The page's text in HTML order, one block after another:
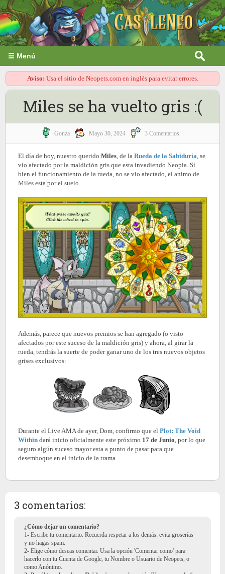
☰ Menú
Aviso: Usa el sitio de Neopets.com en inglés para evitar errores.
Miles se ha vuelto gris :(
Gonza Mayo 30, 2024 3 Comentarios
El día de hoy, nuestro querido Miles , de la Rueda de la Sabiduría , se
vio afectado por la maldición gris que esta invadiendo Neopia. Si
bien el funcionamiento de la rueda, no se vio afectado, el animo de
Miles esta por el suelo.
Además, parece que nuevos premios se han agregado (o visto
afectados por este suceso de la maldición gris) y ahora, al girar la
rueda, tendrás la suerte de poder ganar uno de los tres nuevos objetos
grises exclusivos:
Durante el Live AMA de ayer, Dom, confirmo que el Plot: The Void
Within dará inicio oficialmente este próximo 17 de Junio, por lo que
seguro algún suceso mayor esta a punto de pasar para que
desemboque en el inicio de la trama.
3 comentarios:
¿Cómo dejar un comentario?
1- Escribe tu comentario. Recuerda respetar a los demás: evita groserías
y no hagas spam.
2- Elige cómo deseas comentar. Usa la opción 'Comentar como' para
hacerlo con tu Cuenta de Google, tu Nombre o Usuario de Neopets, o
como Anónimo.